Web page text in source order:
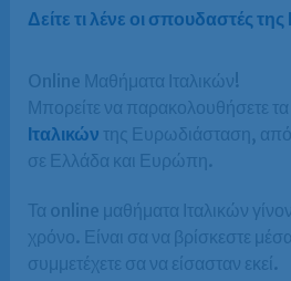
Δείτε τι λένε οι σπουδαστές
Online Μαθήματα Ιταλικών!
Μπορείτε να παρακολουθήσετε τα
Ιταλικών της Ευρωδιάσταση, από
σε Ελλάδα και Ευρώπη.
Τα online μαθήματα Ιταλικών
χρόνο. Είναι σα να βρίσκεστε
συμμετέχετε σα να είσασταν εκεί.